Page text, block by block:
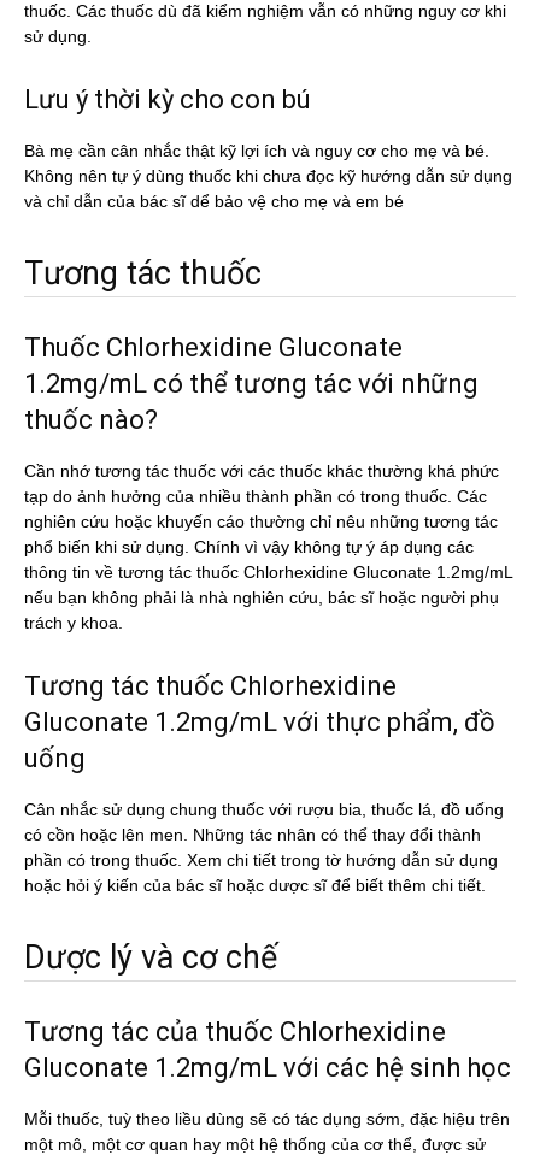
thuốc. Các thuốc dù đã kiểm nghiệm vẫn có những nguy cơ khi
sử dụng.
Lưu ý thời kỳ cho con bú
Bà mẹ cần cân nhắc thật kỹ lợi ích và nguy cơ cho mẹ và bé.
Không nên tự ý dùng thuốc khi chưa đọc kỹ hướng dẫn sử dụng
và chỉ dẫn của bác sĩ dể bảo vệ cho mẹ và em bé
Tương tác thuốc
Thuốc Chlorhexidine Gluconate
1.2mg/mL có thể tương tác với những
thuốc nào?
Cần nhớ tương tác thuốc với các thuốc khác thường khá phức
tạp do ảnh hưởng của nhiều thành phần có trong thuốc. Các
nghiên cứu hoặc khuyến cáo thường chỉ nêu những tương tác
phổ biến khi sử dụng. Chính vì vậy không tự ý áp dụng các
thông tin về tương tác thuốc Chlorhexidine Gluconate 1.2mg/mL
nếu bạn không phải là nhà nghiên cứu, bác sĩ hoặc người phụ
trách y khoa.
Tương tác thuốc Chlorhexidine
Gluconate 1.2mg/mL với thực phẩm, đồ
uống
Cân nhắc sử dụng chung thuốc với rượu bia, thuốc lá, đồ uống
có cồn hoặc lên men. Những tác nhân có thể thay đổi thành
phần có trong thuốc. Xem chi tiết trong tờ hướng dẫn sử dụng
hoặc hỏi ý kiến của bác sĩ hoặc dược sĩ để biết thêm chi tiết.
Dược lý và cơ chế
Tương tác của thuốc Chlorhexidine
Gluconate 1.2mg/mL với các hệ sinh học
Mỗi thuốc, tuỳ theo liều dùng sẽ có tác dụng sớm, đặc hiệu trên
một mô, một cơ quan hay một hệ thống của cơ thể, được sử